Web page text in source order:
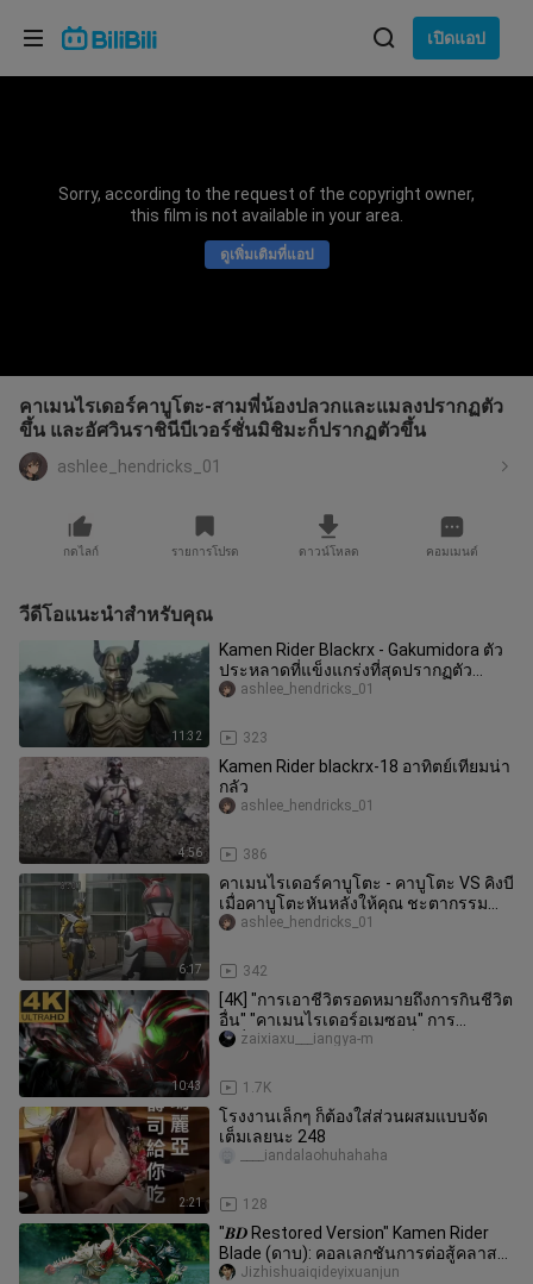
เปิดแอป
Sorry, according to the request of the copyright owner,
this film is not available in your area.
ดูเพิ่มเติมที่แอป
คาเมนไรเดอร์คาบูโตะ-สามพี่น้องปลวกและแมลงปรากฏตัว
ขึ้น และอัศวินราชินีบีเวอร์ชั่นมิชิมะก็ปรากฏตัวขึ้น
ashlee_hendricks_01
กดไลก์ รายการโปรด ดาวน์โหลด คอมเมนต์
วีดีโอแนะนำสำหรับคุณ
11:32
Kamen Rider Blackrx - Gakumidora ตัว
ประหลาดที่แข็งแกร่งที่สุดปรากฏตัว
(จักรพรรดิ Clexis เก่งในการฆ่า
323
ashlee_hendricks_01
4:56
Kamen Rider blackrx-18 อาทิตย์เทียมน่า
กลัว
386
ashlee_hendricks_01
6:17
คาเมนไรเดอร์คาบูโตะ - คาบูโตะ VS คิงบี
เมื่อคาบูโตะหันหลังให้คุณ ชะตากรรม
ของคุณถึงวาระแล้ว
342
ashlee_hendricks_01
10:43
[4K] "การเอาชีวิตรอดหมายถึงการกินชีวิต
อื่น" "คาเมนไรเดอร์อเมซอน" การ
เปลี่ยนแปลงแบบอเมซอนเต็มรูปแบบ +
1.7K
zaixiaxu___iangya-m
2:21
โรงงานเล็กๆ ก็ต้องใส่ส่วนผสมแบบจัด
เต็มเลยนะ 248
128
____iandalaohuhahaha
"𝑩𝑫 Restored Version" Kamen Rider
Blade (ดาบ): คอลเลกชันการต่อสู้คลาส
สิก "บทสุดท้าย" The Lost Ace ใน
Jizhishuaiqideyixuanjun
เลือกภาษา